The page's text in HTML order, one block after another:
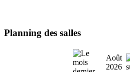
Planning des salles
Août
2026